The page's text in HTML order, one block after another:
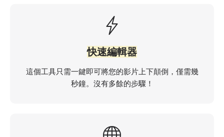
快速編輯器
這個工具只需一鍵即可將您的影片上下顛倒，僅需幾
秒鐘。沒有多餘的步驟！